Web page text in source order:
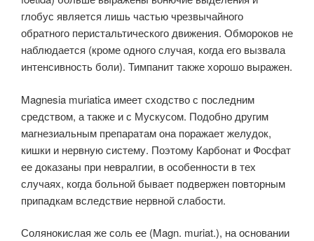
глобус является лишь частью чрезвычайного
обратного перистальтического движения. Обмороков не
наблюдается (кроме одного случая, когда его вызвала
интенсивность боли). Тимпанит также хорошо выражен.
Magnesia muriatica имеет сходство с последним
средством, а также и с Мускусом. Подобно другим
магнезиальным препаратам она поражает желудок,
кишки и нервную систему. Поэтому Карбонат и Фосфат
ее доказаны при невралгии, в особенности в тех
случаях, когда больной бывает подвержен повторным
припадкам вследствие нервной слабости.
Солянокислая же соль ее (Magn. muriat.), на основании